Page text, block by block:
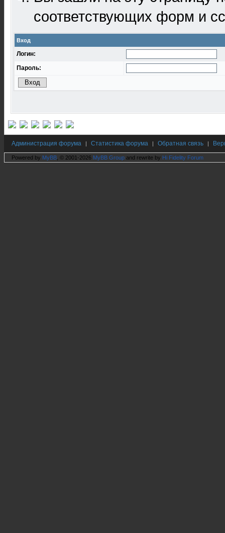
соответствующих форм и
Вход
Логин:
Пароль:
Администрация форума | Статистика форума | Обратная связь |
Powered by MyBB , © 2001-2026 MyBB Group and rewrite by Hi Fidelity Forum